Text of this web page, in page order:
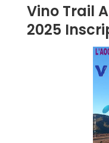
Vino Trail
2025